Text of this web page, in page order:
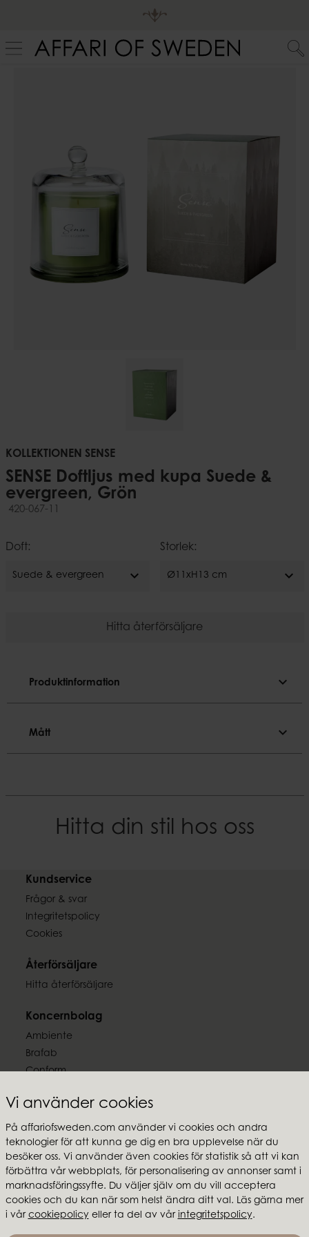
Vi använder cookies
På affariofsweden.com använder vi cookies och andra
teknologier för att kunna ge dig en bra upplevelse när du
besöker oss. Vi använder även cookies för statistik så att vi kan
förbättra vår webbplats, för personalisering av annonser samt i
marknadsföringssyfte. Du väljer själv om du vill acceptera
cookies och du kan när som helst ändra ditt val. Läs gärna mer
i vår cookiepolicyeller ta del av vår integritetspolicy.
KOLLEKTIONEN SENSE
SENSE Doftljus med kupa Suede &
evergreen, Grön
420-067-11
Doft:
Suede & evergreen expand_more
Storlek:
Ø11xH13 cm expand_more
Hitta återförsäljare
Produktinformation expand_more
Syntetiska dofter
Sojavax, glas
Suede & evergreen
EAN-kod
7332793128030
Mått expand_more
Vikt
1,30 kg
Hitta din stil hos oss
Kundservice
Frågor & svar
Integritetspolicy
Cookies
Återförsäljare
Hitta återförsäljare
Koncernbolag
Ambiente
Brafab
Conform
MTI
Följ oss
Affari of Sweden